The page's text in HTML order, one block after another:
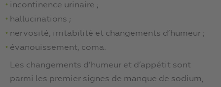
incontinence urinaire ;
hallucinations ;
nervosité, irritabilité et changements d’humeur ;
évanouissement, coma.
Les changements d’humeur et d’appétit sont
parmi les premier signes de manque de sodium,